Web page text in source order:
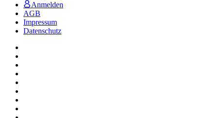
Anmelden
AGB
Impressum
Datenschutz